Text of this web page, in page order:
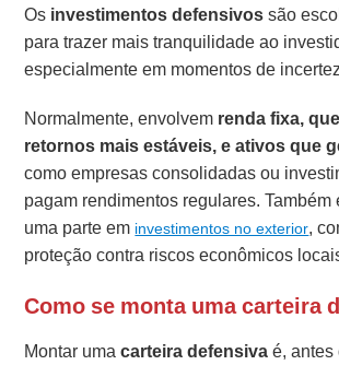
Os investimentos defensivossão
para trazer mais tranquilidade ao
especialmente em momentos de
Normalmente, envolvem renda fixa,
retornos mais estáveis, eativos que
como empresas consolidadas ou
pagam rendimentos regulares.
uma parte em investimentos no exterior,
proteção contra riscos econômicos
Como se monta uma carteira
Montar umacarteira defensivaé, antes